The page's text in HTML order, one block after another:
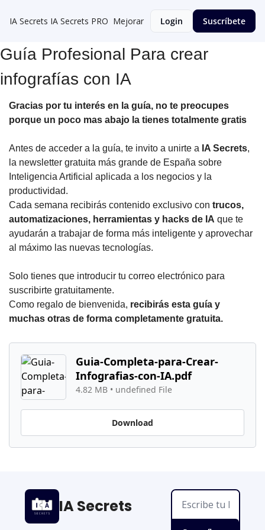
IA Secrets IA Secrets PRO Mejorar Login Suscríbete
Guía Profesional Para crear
infografías con IA
Gracias por tu interés en la guía, no te preocupes
porque un poco mas abajo la tienes totalmente gratis
Antes de acceder a la guía, te invito a unirte a IA Secrets,
la newsletter gratuita más grande de España sobre
Inteligencia Artificial aplicada a los negocios y la
productividad.
Cada semana recibirás contenido exclusivo con trucos,
automatizaciones, herramientas y hacks de IA que te
ayudarán a trabajar de forma más inteligente y aprovechar
al máximo las nuevas tecnologías.
Solo tienes que introducir tu correo electrónico para
suscribirte gratuitamente.
Como regalo de bienvenida, recibirás esta guía y
muchas otras de forma completamente gratuita.
Guia-Completa-para-Crear-
Infografias-con-IA.pdf
4.82 MB • undefined File
Download
IA Secrets